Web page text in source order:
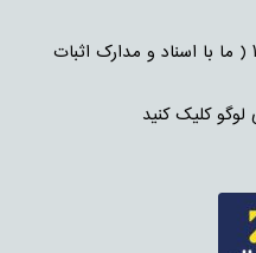
دارای درگاه زرین پال از سال ۱۳۹۰ ( ما با اسناد و مدارک اثبات
کلیک کنید